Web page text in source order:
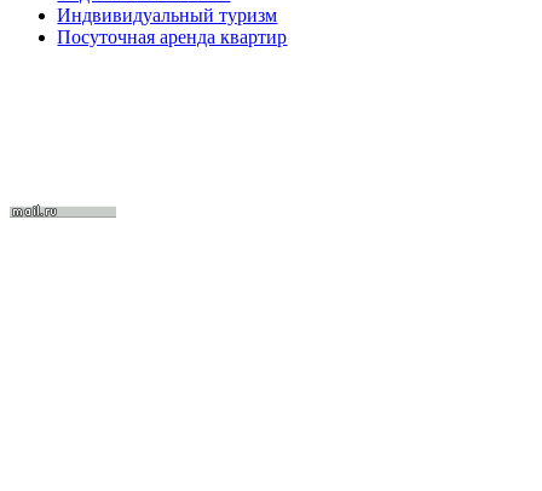
Индвивидуальный туризм
Посуточная аренда квартир